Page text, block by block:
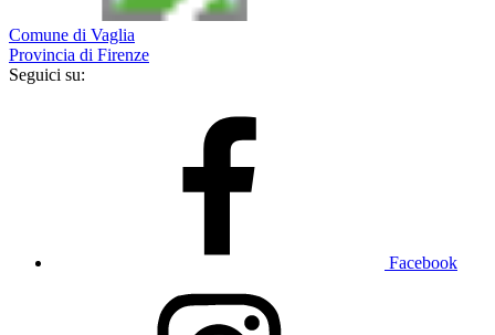
Comune di Vaglia
Provincia di Firenze
Seguici su:
Facebook